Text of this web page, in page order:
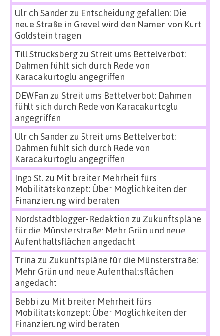
Ulrich Sanderzu Entscheidung gefallen: Die
neue Straße in Grevel wird den Namen von Kurt
Goldstein tragen
Till Strucksbergzu Streit ums Bettelverbot:
Dahmen fühlt sich durch Rede von
Karacakurtoglu angegriffen
DEWFan zu Streit ums Bettelverbot: Dahmen
fühlt sich durch Rede von Karacakurtoglu
angegriffen
Ulrich Sanderzu Streit ums Bettelverbot:
Dahmen fühlt sich durch Rede von
Karacakurtoglu angegriffen
Ingo St.zu Mit breiter Mehrheit fürs
Mobilitätskonzept: Über Möglichkeiten der
Finanzierung wird beraten
Nordstadtblogger-Redaktion zu Zukunftspläne
für die Münsterstraße: Mehr Grün und neue
Aufenthaltsflächen angedacht
Trina zu Zukunftspläne für die Münsterstraße:
Mehr Grün und neue Aufenthaltsflächen
angedacht
Bebbi zu Mit breiter Mehrheit fürs
Mobilitätskonzept: Über Möglichkeiten der
Finanzierung wird beraten